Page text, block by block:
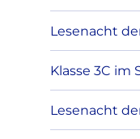
Lesenacht
Klasse 3C
Lesenacht